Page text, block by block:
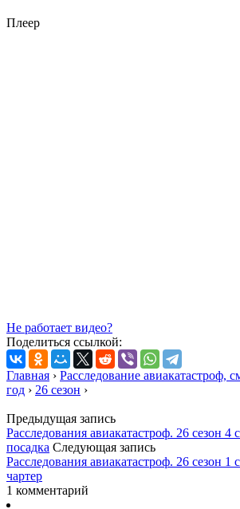
Плеер
Не работает видео?
Поделиться ссылкой:
Главная › Расследование авиакатастроф,
год › 26 сезон ›
Предыдущая запись
Расследования авиакатастроф. 26 сезон 4
посадка Следующая запись
Расследования авиакатастроф. 26 сезон
чартер
1 комментарий